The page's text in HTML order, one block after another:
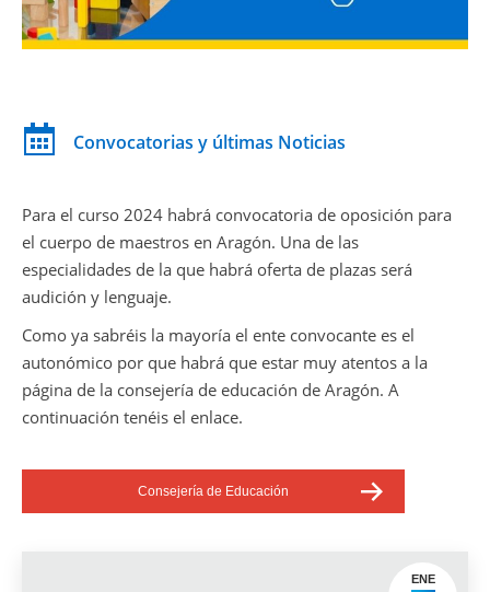
Convocatorias y últimas Noticias
Para el curso 2024 habrá convocatoria de oposición para
el cuerpo de maestros en Aragón. Una de las
especialidades de la que habrá oferta de plazas será
audición y lenguaje.
Como ya sabréis la mayoría el ente convocante es el
autonómico por que habrá que estar muy atentos a la
página de la consejería de educación de Aragón. A
continuación tenéis el enlace.
Consejería de Educación
ENE